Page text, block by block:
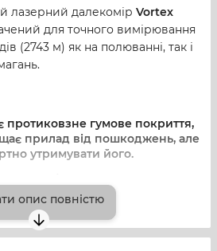
лазерний далекомір Vortex
для точного вимірювання
(2743 м) як на полюванні, так і
протиковзне гумове покриття,
прилад від пошкоджень, але
утримувати його.
всередину приладу.
OLED дисплей з інтуїтивно
простоту використання.
опис повністю